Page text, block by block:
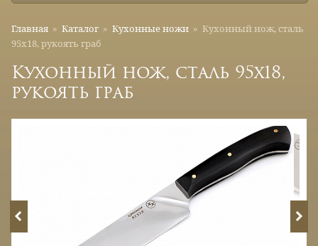
Главная » Каталог » Кухонные ножи » Кухонный нож, сталь
95х18, рукоять граб
Кухонный нож, сталь 95х18,
рукоять граб